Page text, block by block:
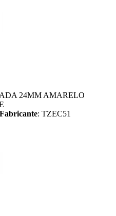
24MM AMARELO
: TZEC51